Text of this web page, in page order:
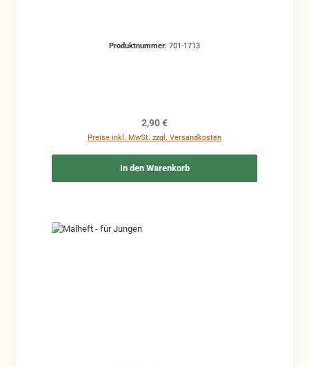
Produktnummer: 701-1713
Regulärer Preis:
2,90 €
Preise inkl. MwSt. zzgl. Versandkosten
In den Warenkorb